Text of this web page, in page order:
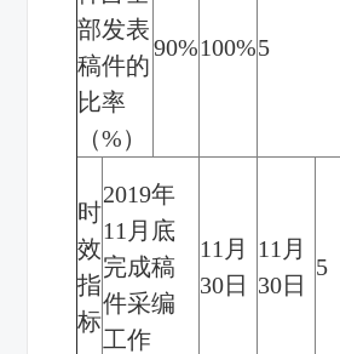
部发表
稿件的
比率
（%）
90%100%5
时
效
指
标
2019年
11 月底
完成稿
件采编
工作
11 月
30日
11 月
30日
5